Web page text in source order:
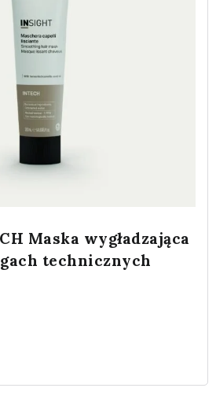
Maska wygładzająca
technicznych